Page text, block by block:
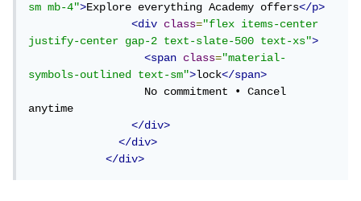
sm mb-4">Explore everything Academy offers</p>
<div
class="flex items-center
justify-center gap-2 text-slate-500 text-xs">
<span
class="material-
symbols-outlined text-sm">lock</span>
                  No commitment • Cancel
anytime
</div>
</div>
</div>